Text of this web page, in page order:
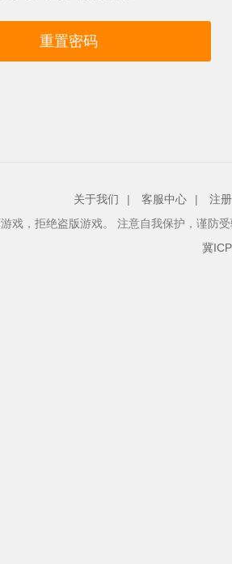
重置密码
关于我们 | 客服中心 |
注
戏，拒绝盗版游戏。 注意自我保护，谨防
冀